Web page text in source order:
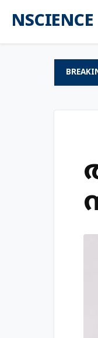
NSCIENCE